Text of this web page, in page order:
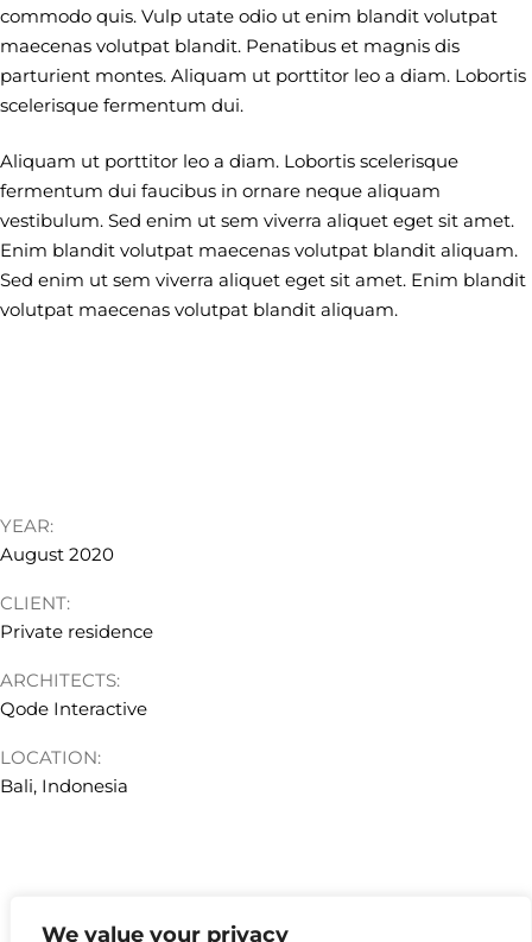
We value your privacy
commodo quis. Vulp utate odio ut enim blandit volutpat
maecenas volutpat blandit. Penatibus et magnis dis
parturient montes. Aliquam ut porttitor leo a diam. Lobortis
scelerisque fermentum dui.
Aliquam ut porttitor leo a diam. Lobortis scelerisque
fermentum dui faucibus in ornare neque aliquam
vestibulum. Sed enim ut sem viverra aliquet eget sit amet.
Enim blandit volutpat maecenas volutpat blandit aliquam.
Sed enim ut sem viverra aliquet eget sit amet. Enim blandit
volutpat maecenas volutpat blandit aliquam.
YEAR:
August 2020
CLIENT:
Private residence
ARCHITECTS:
Qode Interactive
LOCATION:
Bali, Indonesia